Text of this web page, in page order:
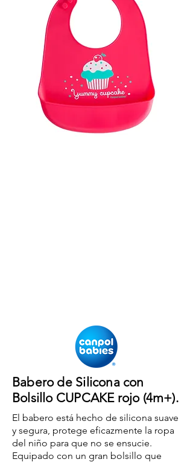
Babero de Silicona con
Bolsillo CUPCAKE rojo (4m+).
El babero está hecho de silicona suave
y segura, protege eficazmente la ropa
del niño para que no se ensucie.
Equipado con un gran bolsillo que